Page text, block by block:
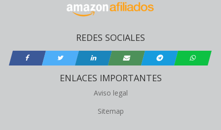
REDES SOCIALES
ENLACES IMPORTANTES
Aviso legal
Sitemap